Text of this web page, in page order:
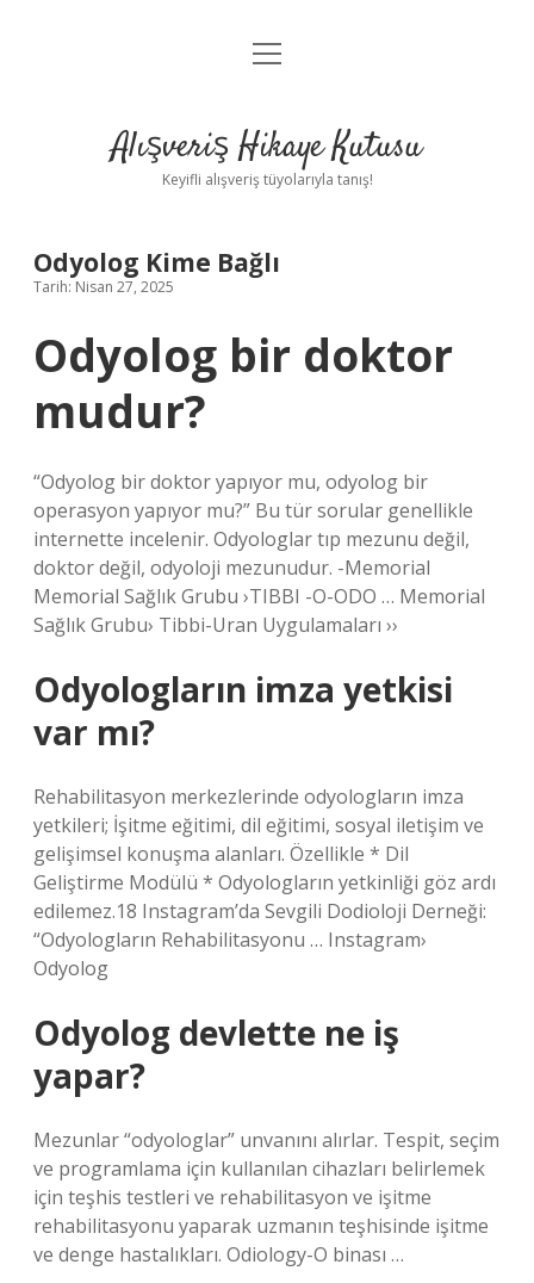
Anasayfa
Yasal Uyarı
menüyü
Alışveriş Hikaye Kutusu
Keyifli alışveriş tüyolarıyla tanış!
Odyolog Kime Bağlı
Tarih: Nisan 27, 2025
Odyolog bir doktor
mudur?
“Odyolog bir doktor yapıyor mu, odyolog bir
operasyon yapıyor mu?” Bu tür sorular genellikle
internette incelenir. Odyologlar tıp mezunu değil,
doktor değil, odyoloji mezunudur. -Memorial
Memorial Sağlık Grubu ›TIBBI -O-ODO … Memorial
Sağlık Grubu› Tibbi-Uran Uygulamaları ››
Odyologların imza yetkisi
var mı?
Rehabilitasyon merkezlerinde odyologların imza
yetkileri; İşitme eğitimi, dil eğitimi, sosyal iletişim ve
gelişimsel konuşma alanları. Özellikle * Dil
Geliştirme Modülü * Odyologların yetkinliği göz ardı
edilemez.18 Instagram’da Sevgili Dodioloji Derneği:
“Odyologların Rehabilitasyonu … Instagram›
Odyolog
Odyolog devlette ne iş
yapar?
Mezunlar “odyologlar” unvanını alırlar. Tespit, seçim
ve programlama için kullanılan cihazları belirlemek
için teşhis testleri ve rehabilitasyon ve işitme
rehabilitasyonu yaparak uzmanın teşhisinde işitme
ve denge hastalıkları. Odiology-O binası …